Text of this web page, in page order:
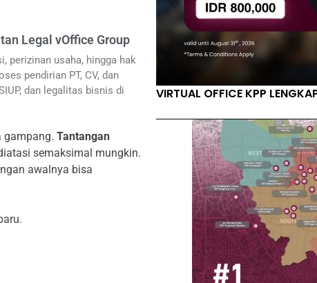
Legal vOffice Group
perizinan usaha, hingga hak
pendirian PT, CV, dan
dan legalitas bisnis di
gampang. Tantangan
semaksimal mungkin.
awalnya bisa
VIRTUAL OFFICE KPP